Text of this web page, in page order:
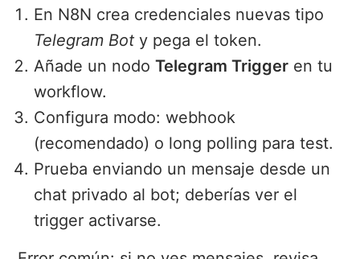
En N8N crea credenciales nuevas tipo
Telegram Bot y pega el token.
Añade un nodoTelegram Trigger en tu
workflow.
Configura modo: webhook
(recomendado) o long polling para test.
Prueba enviando un mensaje desde un
chat privado al bot; deberías ver el
trigger activarse.